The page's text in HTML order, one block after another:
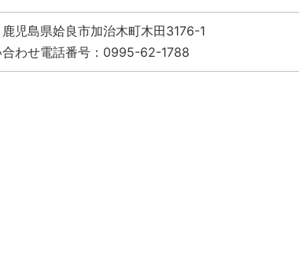
児島県姶良市加治木町木田3176-1
合わせ電話番号：0995-62-1788